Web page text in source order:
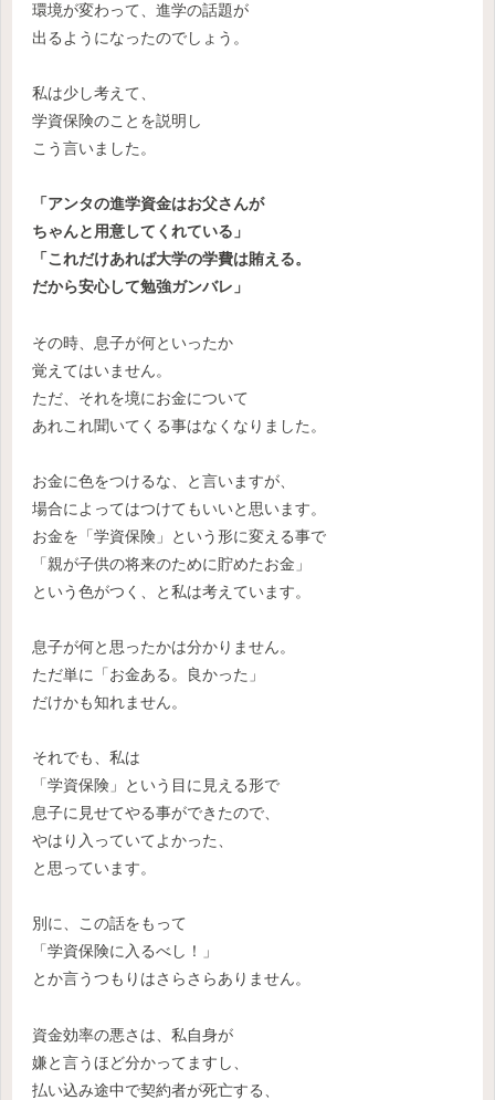
環境が変わって、進学の話題が
出るようになったのでしょう。
私は少し考えて、
学資保険のことを説明し
こう言いました。
「アンタの進学資金はお父さんが
ちゃんと用意してくれている」
「これだけあれば大学の学費は賄える。
だから安心して勉強ガンバレ」
その時、息子が何といったか
覚えてはいません。
ただ、それを境にお金について
あれこれ聞いてくる事はなくなりました。
お金に色をつけるな、と言いますが、
場合によってはつけてもいいと思います。
お金を「学資保険」という形に変える事で
「親が子供の将来のために貯めたお金」
という色がつく、と私は考えています。
息子が何と思ったかは分かりません。
ただ単に「お金ある。良かった」
だけかも知れません。
それでも、私は
「学資保険」という目に見える形で
息子に見せてやる事ができたので、
やはり入っていてよかった、
と思っています。
別に、この話をもって
「学資保険に入るべし！」
とか言うつもりはさらさらありません。
資金効率の悪さは、私自身が
嫌と言うほど分かってますし、
払い込み途中で契約者が死亡する、